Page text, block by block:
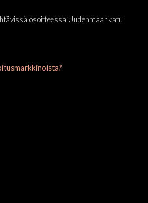
osoitteessa Uudenmaankatu